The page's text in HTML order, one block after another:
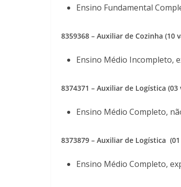
Ensino Fundamental
8359368 – Auxiliar de Cozinha (10
Ensino Médio Incompleto,
8374371 – Auxiliar de Logística (03
Ensino Médio Completo,
8373879 – Auxiliar de Logística (01
Ensino Médio Completo,